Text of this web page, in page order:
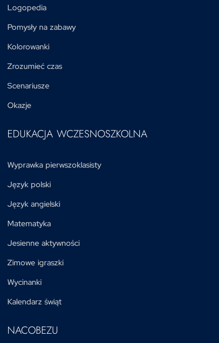
Logopedia
Pomysły na zabawy
Kolorowanki
Zrozumieć czas
Scenariusze
Okazje
EDUKACJA WCZESNOSZKOLNA
Wyprawka pierwszoklasisty
Język polski
Język angielski
Matematyka
Jesienne aktywności
Zimowe igraszki
Wycinanki
Kalendarz świąt
NACOBEZU